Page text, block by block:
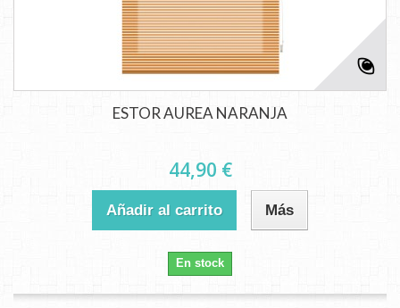
ESTOR AUREA NARANJA
44,90 €
Añadir al carrito Más
En stock